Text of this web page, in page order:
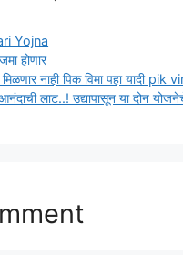
Yojna
होणार
मिळणार नाही पिक विमा पहा यादी
लाट..! उद्यापासून या दोन